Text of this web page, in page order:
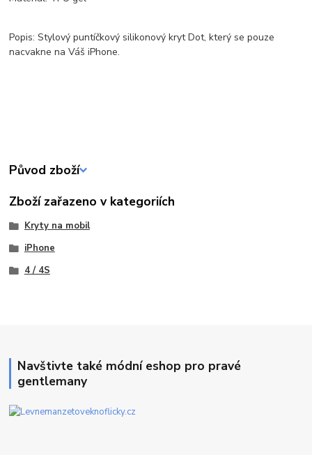
Popis: Stylový puntíčkový silikonový kryt Dot, který se pouze
nacvakne na Váš iPhone.
Původ zboží
Zboží zařazeno v kategoriích
Kryty na mobil
iPhone
4 / 4S
Navštivte také módní eshop pro pravé
gentlemany